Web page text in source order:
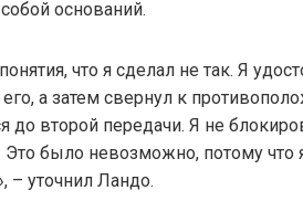
оснований.
что я сделал не так. Я
а затем свернул к
до второй передачи. Я не
Это было невозможно, потому что
– уточнил Ландо.